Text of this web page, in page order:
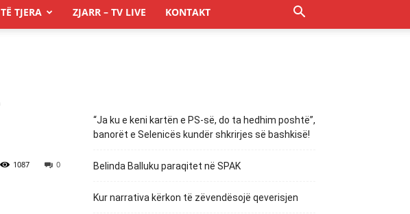
TË TJERA ZJARR – TV LIVE KONTAKT
0
1087
“Ja ku e keni kartën e PS-së, do ta hedhim poshtë”,
banorët e Selenicës kundër shkrirjes së bashkisë!
Belinda Balluku paraqitet në SPAK
Kur narrativa kërkon të zëvendësojë qeverisjen